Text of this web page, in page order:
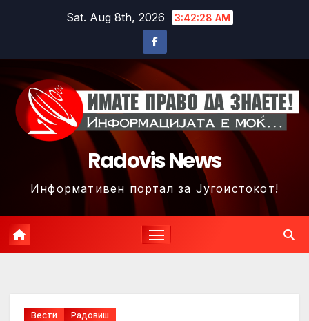
Sat. Aug 8th, 2026 3:42:30 AM
Radovis News
Информативен портал за Југоистокот!
Вести Радовиш